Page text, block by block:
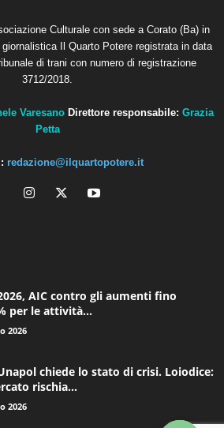
Culturale con sede a Corato (Ba) in
Il Quarto Potere registrata in data
di trani con numero di registrazione
3712/2018.
Varesano Direttore responsabile: Grazia
Petta
redazione@ilquartopotere.it
AIC contro gli aumenti fino
per le attività...
2026
chiede lo stato di crisi. Loiodice:
rischia...
2026